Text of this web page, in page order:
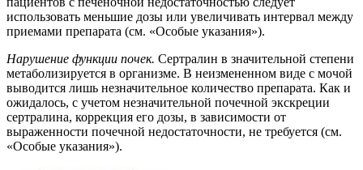
использовать меньшие дозы или увеличивать интервал между
приемами препарата (см. «Особые указания»).
Нарушение функции почек. Сертралин в значительной степени
метаболизируется в организме. В неизмененном виде с мочой
выводится лишь незначительное количество препарата. Как и
ожидалось, с учетом незначительной почечной экскреции
сертралина, коррекция его дозы, в зависимости от
выраженности почечной недостаточности, не требуется (см.
«Особые указания»).